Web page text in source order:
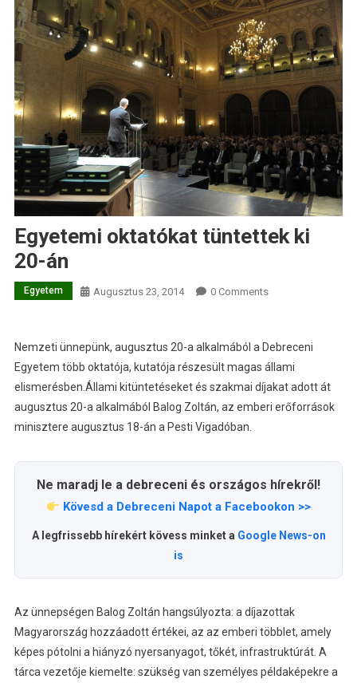
Egyetemi oktatókat tüntettek ki
20-án
Egyetem Augusztus 23, 2014 0 Comments
Nemzeti ünnepünk, augusztus 20-a alkalmából a Debreceni
Egyetem több oktatója, kutatója részesült magas állami
elismerésben. Állami kitüntetéseket és szakmai díjakat adott át
augusztus 20-a alkalmából Balog Zoltán, az emberi erőforrások
minisztere augusztus 18-án a Pesti Vigadóban.
Ne maradj le a debreceni és országos hírekről!
Kövesd a Debreceni Napot a Facebookon >>
A legfrissebb hírekért kövess minket a Google News-on
is
Az ünnepségen Balog Zoltán hangsúlyozta: a díjazottak
Magyarország hozzáadott értékei, az az emberi többlet, amely
képes pótolni a hiányzó nyersanyagot, tőkét, infrastruktúrát. A
tárca vezetője kiemelte: szükség van személyes példaképekre a